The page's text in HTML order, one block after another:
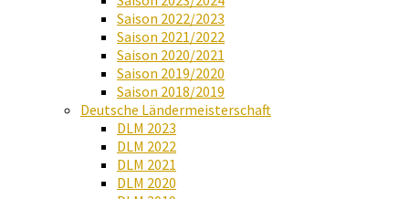
Saison 2022/2023
Saison 2021/2022
Saison 2020/2021
Saison 2019/2020
Saison 2018/2019
Deutsche Ländermeisterschaft
DLM 2023
DLM 2022
DLM 2021
DLM 2020